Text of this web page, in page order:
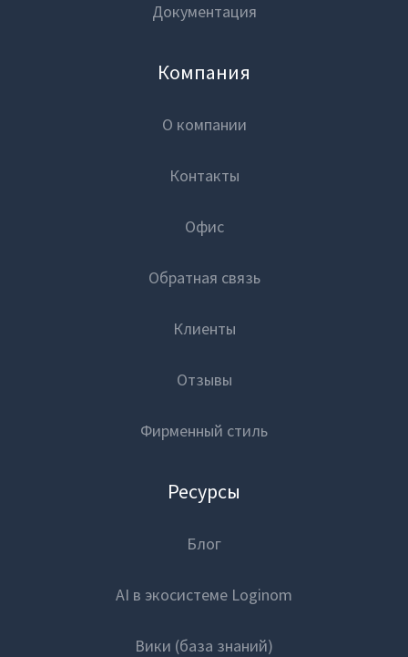
Документация
Компания
О компании
Контакты
Офис
Обратная связь
Клиенты
Отзывы
Фирменный стиль
Ресурсы
Блог
AI в экосистеме Loginom
Вики (база знаний)